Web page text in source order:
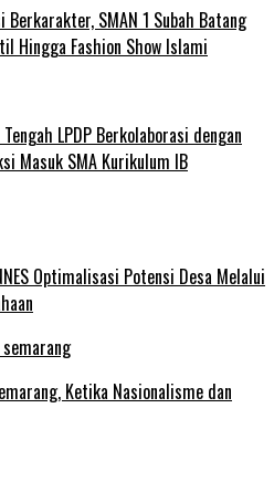
Berkarakter, SMAN 1 Subah Batang
Hingga Fashion Show Islami
LPDP Berkolaborasi dengan
Masuk SMA Kurikulum IB
Optimalisasi Potensi Desa Melalui
Ketika Nasionalisme dan